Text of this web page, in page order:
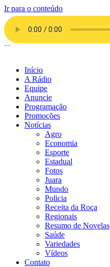
Ir para o conteúdo
Início
A Rádio
Equipe
Anuncie
Programação
Promoções
Notícias
Agro
Economia
Esporte
Estadual
Fotos
Juara
Mundo
Policia
Receita da Roça
Regionais
Resumo de Novelas
Saúde
Variedades
Vídeos
Contato